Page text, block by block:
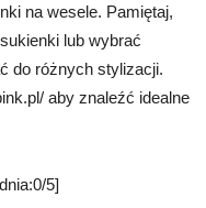
na wesele. Pamiętaj,
lub wybrać
do różnych stylizacji.
aby znaleźć idealne
5]